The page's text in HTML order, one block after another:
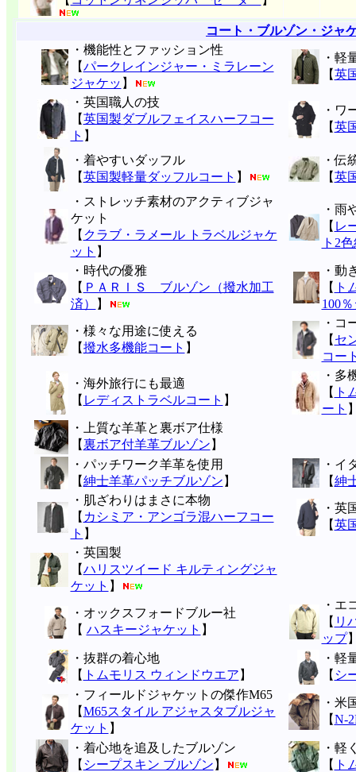
コート・ブルゾン・ジャ
・機能性とファッション性
【パークレインジャー・ミラレーン
ジャケッ 】
・軽
【英
・英国職人の技
【英国製ダブルフェイスハーフコー
ト 】
・ワ
【英
・着やすいダッフル
【英国製軽量ダッフルコート 】
・伝
【英
・ストレッチ素材のアクティブジャ
ケット
【 クラブ・ラメール トラベルジャケ
ット 】
・雨
【 レ
ト2
・時代の優雅
【 ＰＡＲＩＳ ブルゾン（撥水加工
済）
】
・動
【 ト
100
・様々な用途に使える
【撥水多機能コート 】
・コ
【 セ
コー
・海外旅行にも最適
【 レディストラベルコート 】
・多
【 ト
ート
・上質な羊革と裏ボア仕様
【裏ボア付羊革ブルゾン 】
・パッチワーク羊革を使用
【紳士羊革パッチブルゾン 】
・イ
【紳
・肌ざわりはまさに本物
【 カシミア・アンゴラ混ハーフコー
ト 】
・英
【英
・英国製
【ハリスツイード キルティングジャ
ケット 】
・オックスフォードブルー社
【 ハスキージャケット 】
・エ
【 リ
ップ
・抜群の着心地
【 トムモリス ウィンドウエア 】
・軽
【 シ
・フィールドジャケットの傑作M65
【M65スタイル アジャスタブルジャ
ケット 】
・米
【N-
・着心地を追及したブルゾン
【 シープスキン ブルゾン 】
・軽
【 ト